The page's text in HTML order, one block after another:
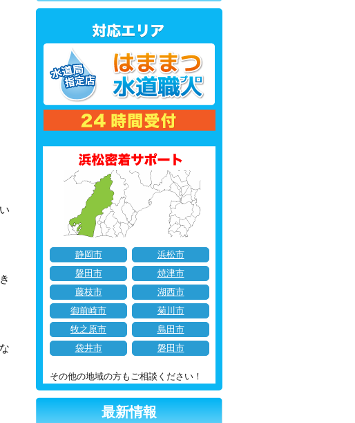
静岡市
浜松市
磐田市
焼津市
藤枝市
湖西市
御前崎市
菊川市
牧之原市
島田市
袋井市
磐田市
その他の地域の方もご相談ください！
最新情報